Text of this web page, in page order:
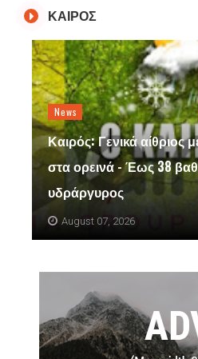
ΚΑΙΡΟΣ
News
Καιρός: Γενικά αίθριος
στα ορεινά - Έως 38
υδράργυρος
August 07, 2026